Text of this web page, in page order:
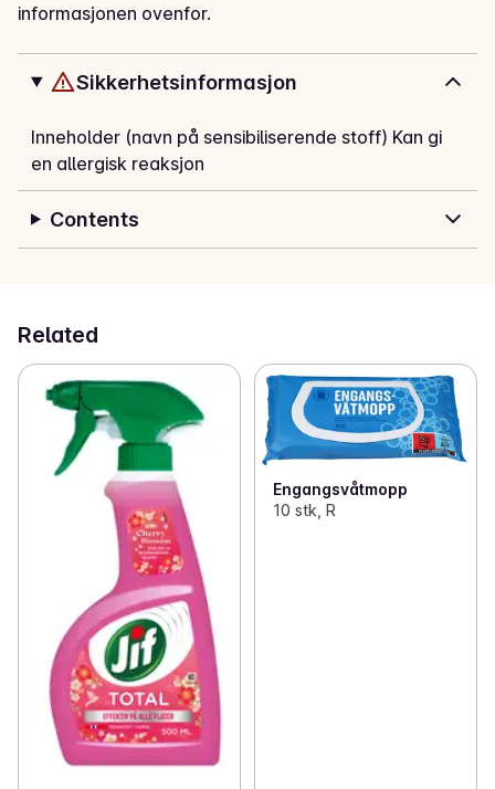
informasjonen ovenfor.
Sikkerhetsinformasjon
Inneholder (navn på sensibiliserende stoff) Kan gi
en allergisk reaksjon
Contents
Related
Engangsvåtmopp
10 stk, R